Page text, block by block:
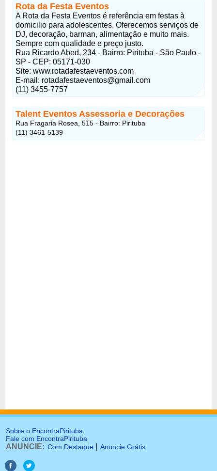
Rota da Festa Eventos
A Rota da Festa Eventos é referência em festas à
domicilio para adolescentes. Oferecemos serviços de
DJ, decoração, barman, alimentação e muito mais.
Sempre com qualidade e preço justo.
Rua Ricardo Abed, 234 - Bairro: Pirituba - São Paulo -
SP - CEP: 05171-030
Site: www.rotadafestaeventos.com
E-mail: rotadafestaeventos@gmail.com
(11) 3455-7757
Talent Eventos Assessoria e Decorações
Rua Fragaria Rosea, 515 - Bairro: Pirituba
(11) 3461-5139
Sobre o EncontraPirituba
Fale com EncontraPirituba
ANUNCIE: Com Destaque Anuncie Grátis